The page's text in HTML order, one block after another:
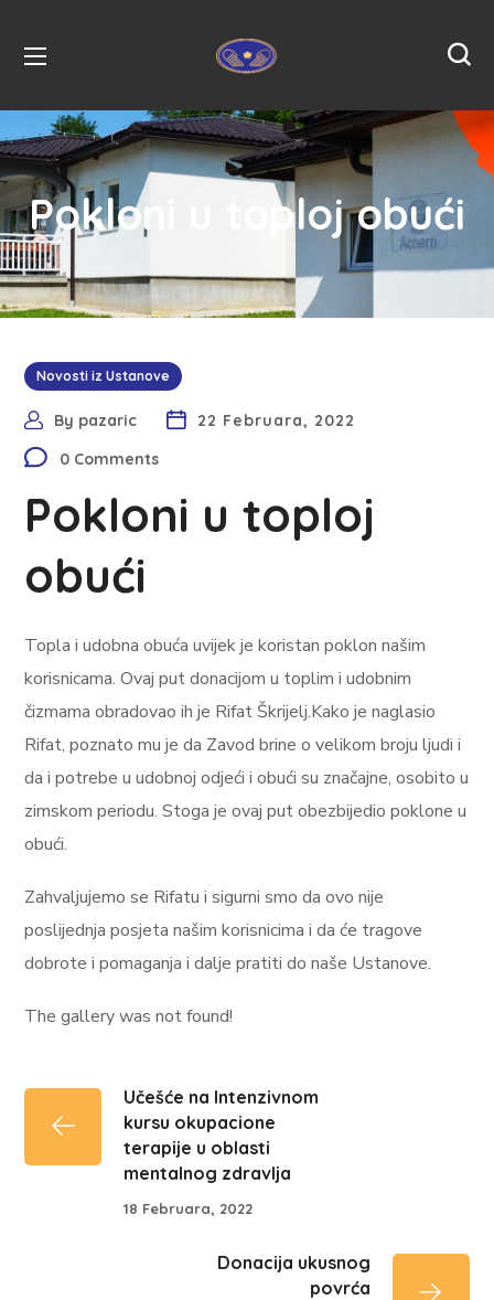
Pokloni u toploj obući
Novosti iz Ustanove
By pazaric
22 Februara, 2022
0 Comments
Pokloni u toploj
obući
Topla i udobna obuća uvijek je koristan poklon našim
korisnicama. Ovaj put donacijom u toplim i udobnim
čizmama obradovao ih je Rifat Škrijelj.Kako je naglasio
Rifat, poznato mu je da Zavod brine o velikom broju ljudi i
da i potrebe u udobnoj odjeći i obući su značajne, osobito u
zimskom periodu. Stoga je ovaj put obezbijedio poklone u
obući.
Zahvaljujemo se Rifatu i sigurni smo da ovo nije
poslijednja posjeta našim korisnicima i da će tragove
dobrote i pomaganja i dalje pratiti do naše Ustanove.
The gallery was not found!
Učešće na Intenzivnom
kursu okupacione
terapije u oblasti
mentalnog zdravlja
18 Februara, 2022
Donacija ukusnog
povrća